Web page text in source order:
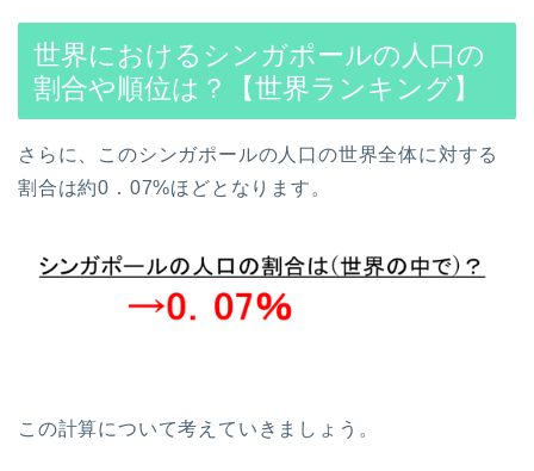
世界におけるシンガポールの人口の
割合や順位は？【世界ランキング】
さらに、このシンガポールの人口の世界全体に対する
割合は約0．07%ほどとなります。
この計算について考えていきましょう。